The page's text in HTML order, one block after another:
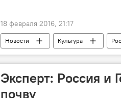
18 февраля 2016, 21:17
Новости Культура
Юрий Левитан
Эксперт: Россия и
почву